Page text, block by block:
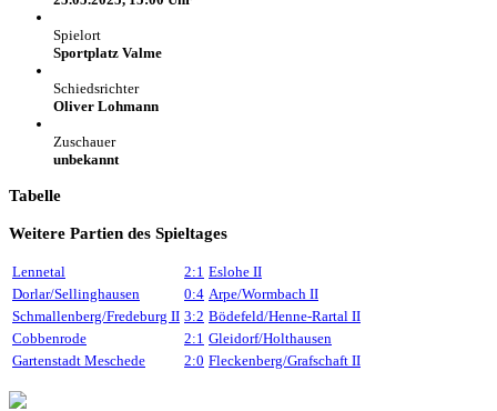
Spielort
Sportplatz Valme
Schiedsrichter
Oliver Lohmann
Zuschauer
unbekannt
Tabelle
Weitere Partien des Spieltages
Lennetal 2:1 Eslohe II
Dorlar/Sellinghausen
0:4 Arpe/Wormbach II
Schmallenberg/Fredeburg II 3:2 Bödefeld/Henne-Rartal II
Cobbenrode
2:1 Gleidorf/Holthausen
Gartenstadt Meschede
2:0 Fleckenberg/Grafschaft II